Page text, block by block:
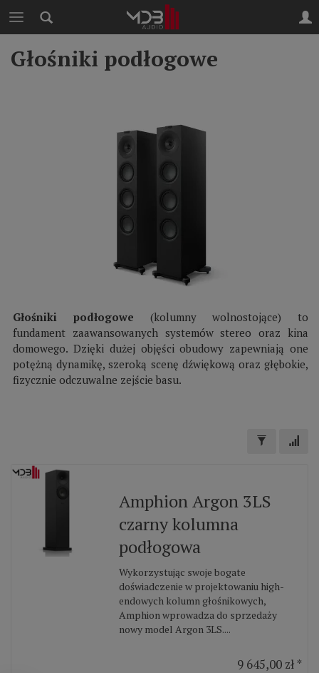
Głośniki podłogowe
Głośniki podłogowe (kolumny wolnostojące) to
fundament zaawansowanych systemów stereo oraz kina
domowego. Dzięki dużej objęści obudowy zapewniają one
potężną dynamikę, szeroką scenę dźwiękową oraz głębokie,
fizycznie odczuwalne zejście basu.
Amphion Argon 3LS
czarny kolumna
podłogowa
Wykorzystując swoje bogate
doświadczenie w projektowaniu high-
endowych kolumn głośnikowych,
Amphion wprowadza do sprzedaży
nowy model Argon 3LS....
9 645,00 zł *